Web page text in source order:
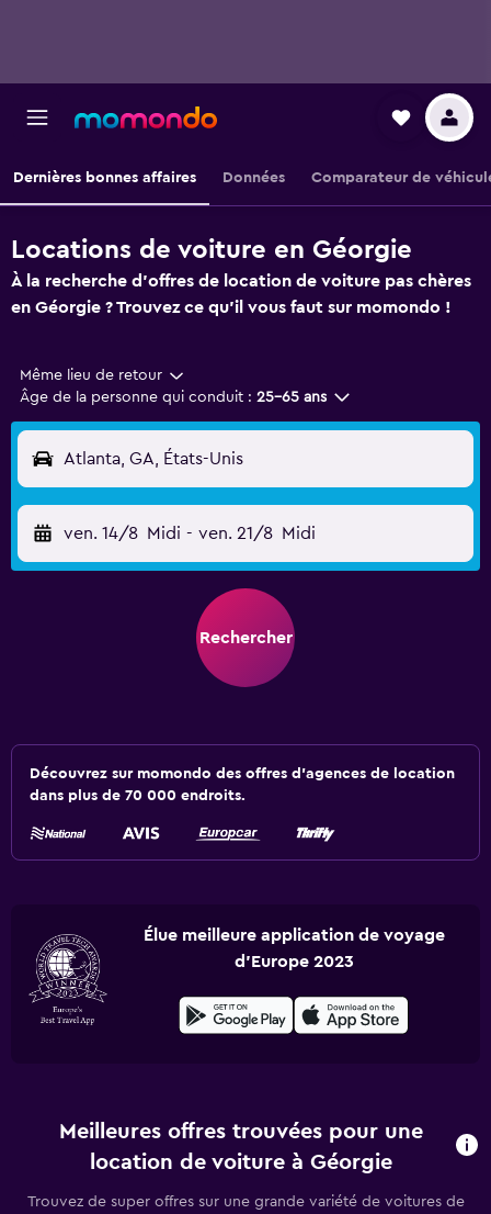
Dernières bonnes affaires Données Comparateur de
Locations de voiture en Géorgie
À la recherche d'offres de location de voiture pas chères
en Géorgie ? Trouvez ce qu'il vous faut sur momondo !
Même lieu de retour
Âge de la personne qui conduit : 25-65 ans
Atlanta, GA, États-Unis
ven. 14/8 Midi - ven. 21/8 Midi
Rechercher
Découvrez sur momondo des offres d'agences de location
dans plus de 70 000 endroits.
Élue meilleure application de voyage
d'Europe 2023
Meilleures offres trouvées pour une
location de voiture à Géorgie
Trouvez de super offres sur une grande variété de voitures de